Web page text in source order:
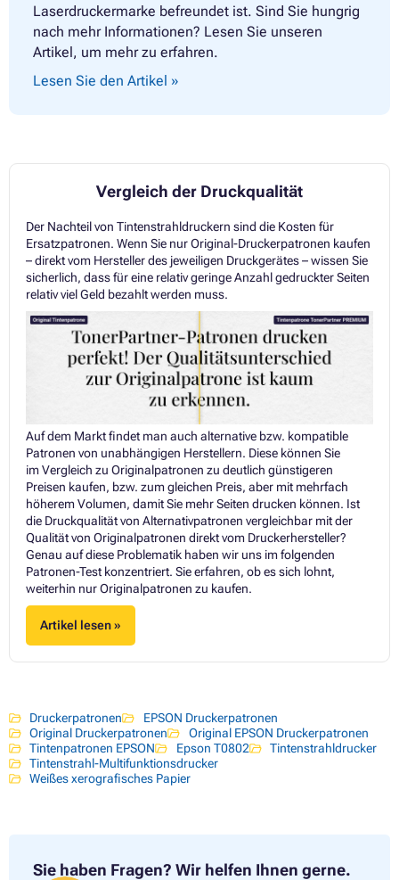
Laserdruckermarke befreundet ist. Sind Sie hungrig
nach mehr Informationen? Lesen Sie unseren
Artikel, um mehr zu erfahren.
Lesen Sie den Artikel »
Vergleich der Druckqualität
Der Nachteil von Tintenstrahldruckern sind die Kosten für
Ersatzpatronen. Wenn Sie nur Original-Druckerpatronen kaufen
– direkt vom Hersteller des jeweiligen Druckgerätes – wissen Sie
sicherlich, dass für eine relativ geringe Anzahl gedruckter Seiten
relativ viel Geld bezahlt werden muss.
Auf dem Markt findet man auch alternative bzw. kompatible
Patronen von unabhängigen Herstellern. Diese können Sie
im Vergleich zu Originalpatronen zu deutlich günstigeren
Preisen kaufen, bzw. zum gleichen Preis, aber mit mehrfach
höherem Volumen, damit Sie mehr Seiten drucken können. Ist
die Druckqualität von Alternativpatronen vergleichbar mit der
Qualität von Originalpatronen direkt vom Druckerhersteller?
Genau auf diese Problematik haben wir uns im folgenden
Patronen-Test konzentriert. Sie erfahren, ob es sich lohnt,
weiterhin nur Originalpatronen zu kaufen.
Artikel lesen »
Druckerpatronen
EPSON Druckerpatronen
Original Druckerpatronen
Original EPSON Druckerpatronen
Tintenpatronen EPSON
Epson T0802
Tintenstrahldrucker
Tintenstrahl-Multifunktionsdrucker
Weißes xerografisches Papier
Sie haben Fragen? Wir helfen Ihnen gerne.